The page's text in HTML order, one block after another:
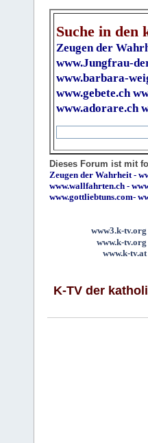
Suche in den
Zeugen der
www.Jungfrau-
www.barbara-
www.gebete.ch
www.adorare.ch
Dieses Forum ist mit
Zeugen der Wahrheit -
www.wallfahrten.ch -
www.gottliebtuns.com-
www3.k-tv.org
www.k-tv.org
www.k-tv.at
K-TV der